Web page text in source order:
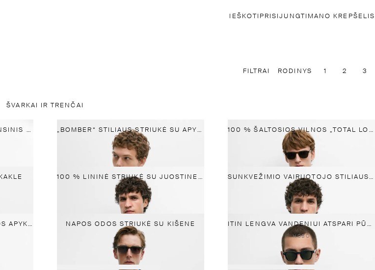
IEŠKOTI PRISIJUNGTI MANO KREPŠELIS
FILTRAI RODINYS 1 2 3
ŠVARKAI IR TRENČAI
KLASIKINIS MEDVILNINIS DŽINSINIS ŠVARKAS „BOMBER“ STILIAUS STRIUKĖ SU APYKAKLĖS DETALE 100 % ŠALTOSIOS VILNOS „TOTAL LOOK“ STRIUKĖ
100 % LININĖ STRIUKĖ SU JUOSTINE APYKAKLE SUNKVEŽIMIO VAIRUOTOJO STILIAUS ŠVARKAS SU DVIEM KIŠENĖMIS
STRIUKĖ SU NATŪRALIOS ODOS APYKAKLE NAPOS ODOS STRIUKĖ SU KIŠENE ITIN LENGVA VANDENIUI ATSPARI PŪKINĖ LIEMENĖ
НОВО